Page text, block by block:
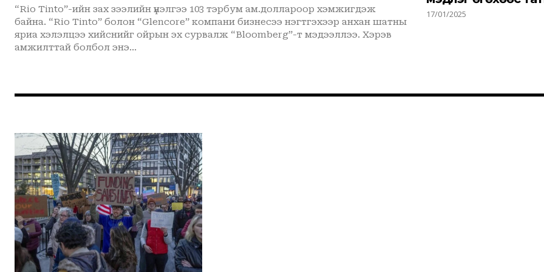
“Rio Tinto”-ийн зах зээлийн үнэлгээ 103 тэрбум ам.доллароор хэмжигдэж
байна. “Rio Tinto” болон “Glencore” компани бизнесээ нэгтгэхээр анхан шатны
яриа хэлэлцээ хийснийг ойрын эх сурвалж “Bloomberg”-т мэдээллээ. Хэрэв
амжилттай болбол энэ...
17/01/2025